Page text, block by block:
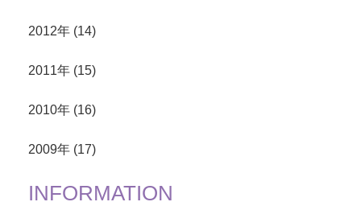
2012年 (14)
2011年 (15)
2010年 (16)
2009年 (17)
INFORMATION